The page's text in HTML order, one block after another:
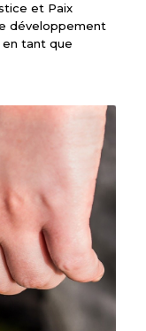
et Paix
développement
en tant que